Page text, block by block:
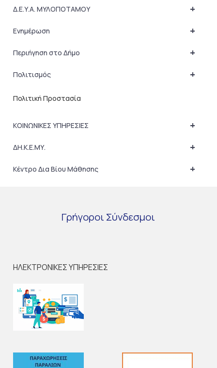
+
Δ.Ε.Υ.Α. ΜΥΛΟΠΟΤΑΜΟΥ
+
Ενημέρωση
+
Περιήγηση στο Δήμο
+
Πολιτισμός
Πολιτική Προστασία
+
ΚΟΙΝΩΝΙΚΕΣ ΥΠΗΡΕΣΙΕΣ
+
ΔΗ.Κ.Ε.ΜΥ.
+
Κέντρο Δια Βίου Μάθησης
Γρήγοροι Σύνδεσμοι
ΗΛΕΚΤΡΟΝΙΚΕΣ ΥΠΗΡΕΣΙΕΣ